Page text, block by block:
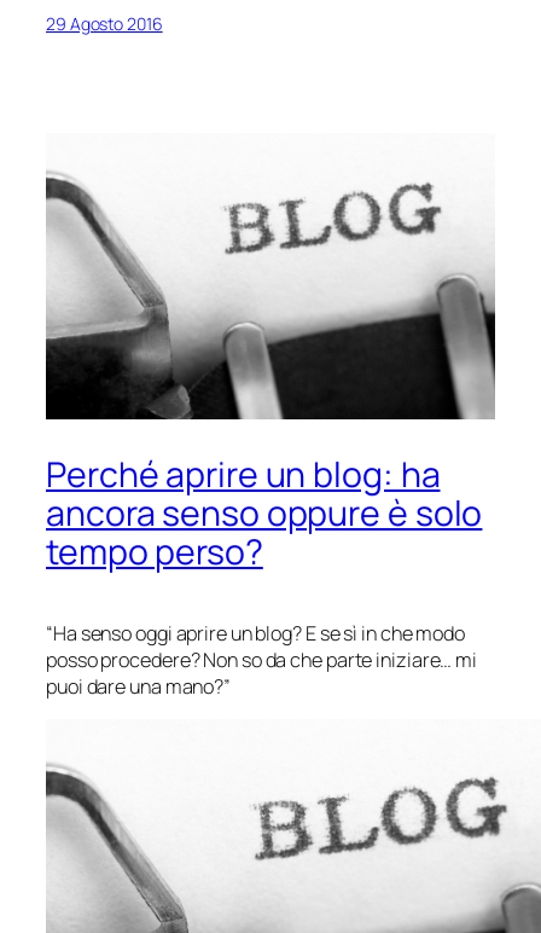
29 Agosto 2016
Perché aprire un blog: ha
ancora senso oppure è solo
tempo perso?
“Ha senso oggi aprire un blog? E se sì in che modo
posso procedere? Non so da che parte iniziare… mi
puoi dare una mano?”